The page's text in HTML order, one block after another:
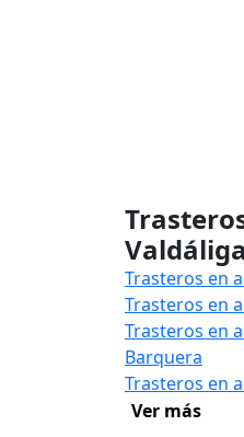
Valdáliga
Trasteros en
Trasteros en
Trasteros en
Barquera
Trasteros en
Ver más